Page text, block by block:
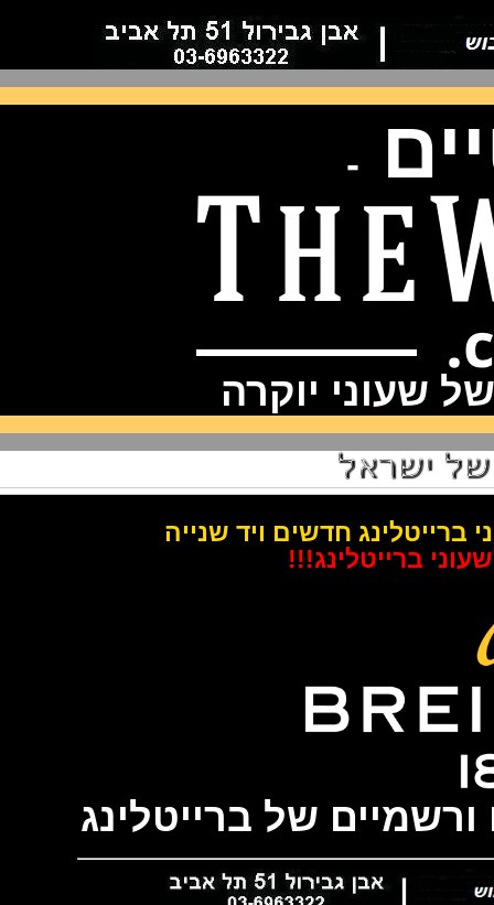
-
יוקרה
חדשים ויד שנייה
ברייטלינג!!!
של ברייטלינג